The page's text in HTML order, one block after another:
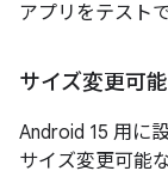
アプリをテストで
サイズ変更可
Android 15 用に
サイズ変更可能